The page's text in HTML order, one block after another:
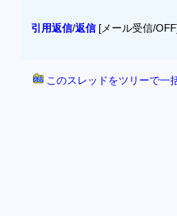
引用返信/返信[メール受信/
このスレッドをツリーで一